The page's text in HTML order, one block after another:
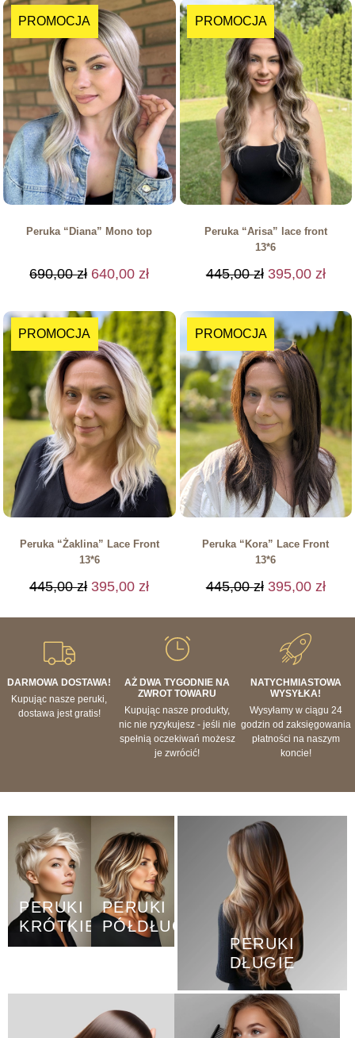
PROMOCJA
Peruka “Diana” Mono top
690,00zł 640,00zł
PROMOCJA
Peruka “Arisa” lace front
13*6
445,00zł 395,00 zł
PROMOCJA
Peruka “Żaklina” Lace Front
13*6
445,00zł 395,00zł
PROMOCJA
Peruka “Kora” Lace Front
13*6
445,00zł 395,00 zł
DARMOWA DOSTAWA!
Kupując nasze peruki,
dostawa jest gratis!
AŻ DWA TYGODNIE NA
ZWROT TOWARU
Kupując nasze produkty,
nic nie ryzykujesz - jeśli nie
spełnią oczekiwań możesz
je zwrócić!
NATYCHMIASTOWA
WYSYŁKA!
Wysyłamy w ciągu 24
godzin od zaksięgowania
płatności na naszym
koncie!
PERUKI
DŁUGIE
PERUKI
KRÓTKIE
PERUKI
PÓŁDŁUGIE